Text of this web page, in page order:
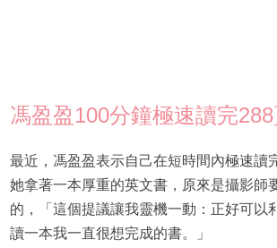
馮盈盈100分鐘極速讀完
最近，馮盈盈表示自己在短時間內極速讀
她拿著一本厚重的英文書，原來是攝影師
的，「這個提議讓我靈機一動：正好可以
讀一本我一直很想完成的書。」